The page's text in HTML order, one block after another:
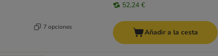
7 opciones
52,24 €
Añadir a la cesta